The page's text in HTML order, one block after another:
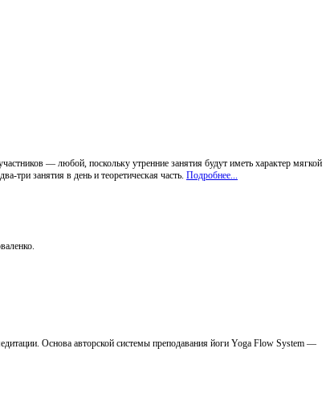
— любой, поскольку утренние занятия будут иметь характер мягкой
три занятия в день и теоретическая часть. Подробнее...
Основа авторской системы преподавания йоги Yoga Flow System —